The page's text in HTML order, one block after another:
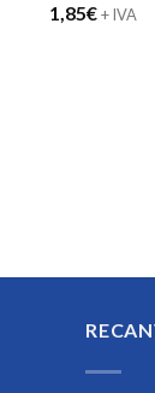
1,85€+ IVA